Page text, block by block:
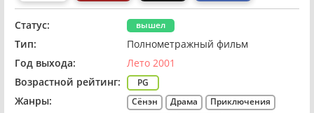
Статус: вышел
Тип:
Полнометражный фильм
Год выхода:
Лето 2001
Возрастной рейтинг:
PG
Жанры: Сёнэн Драма
Приключения